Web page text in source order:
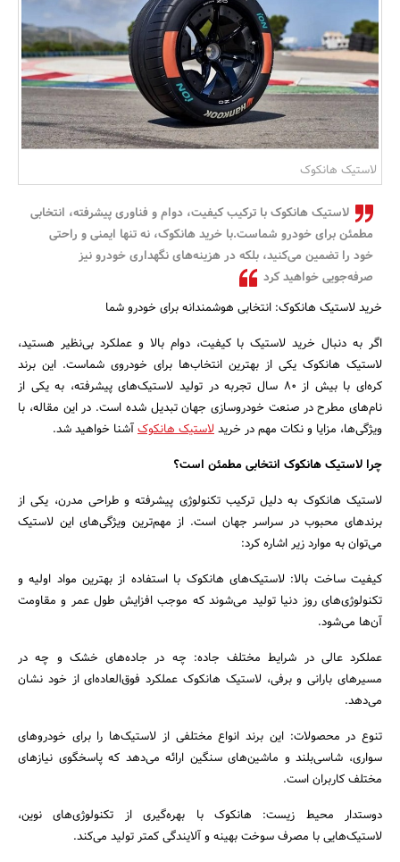
بانک، بیمه و سرمایه
مسکن و ساختمان
جستجو
لاستیک هانکوک
لاستیک هانکوک با ترکیب کیفیت، دوام و فناوری پیشرفته، انتخابی
مطمئن برای خودرو شماست.با خرید هانکوک، نه تنها ایمنی و راحتی
خود را تضمین می‌کنید، بلکه در هزینه‌های نگهداری خودرو نیز
صرفه‌جویی خواهید کرد
خرید لاستیک هانکوک: انتخابی هوشمندانه برای خودرو شما
اگر به دنبال خرید لاستیک با کیفیت، دوام بالا و عملکرد بی‌نظیر هستید،
لاستیک هانکوک یکی از بهترین انتخاب‌ها برای خودروی شماست. این برند
کره‌ای با بیش از 80 سال تجربه در تولید لاستیک‌های پیشرفته، به یکی از
نام‌های مطرح در صنعت خودروسازی جهان تبدیل شده است. در این مقاله، با
ویژگی‌ها، مزایا و نکات مهم در خریدلاستیک هانکوکآشنا خواهید شد.
چرا لاستیک هانکوک انتخابی مطمئن است؟
لاستیک هانکوک به دلیل ترکیب تکنولوژی پیشرفته و طراحی مدرن، یکی از
برندهای محبوب در سراسر جهان است. از مهم‌ترین ویژگی‌های این لاستیک
می‌توان به موارد زیر اشاره کرد:
کیفیت ساخت بالا: لاستیک‌های هانکوک با استفاده از بهترین مواد اولیه و
تکنولوژی‌های روز دنیا تولید می‌شوند که موجب افزایش طول عمر و مقاومت
آن‌ها می‌شود.
عملکرد عالی در شرایط مختلف جاده: چه در جاده‌های خشک و چه در
مسیرهای بارانی و برفی، لاستیک هانکوک عملکرد فوق‌العاده‌ای از خود نشان
می‌دهد.
تنوع در محصولات: این برند انواع مختلفی از لاستیک‌ها را برای خودروهای
سواری، شاسی‌بلند و ماشین‌های سنگین ارائه می‌دهد که پاسخگوی نیازهای
مختلف کاربران است.
دوستدار محیط زیست: هانکوک با بهره‌گیری از تکنولوژی‌های نوین،
لاستیک‌هایی با مصرف سوخت بهینه و آلایندگی کمتر تولید می‌کند.